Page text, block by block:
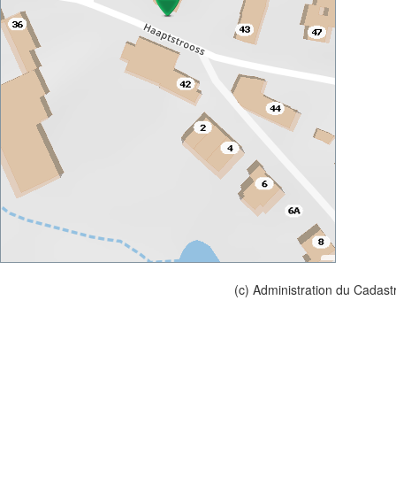
(c) Administration du